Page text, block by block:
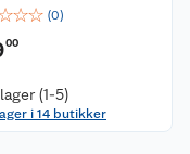
☆☆ (0)
00
(1-5)
i 14 butikker